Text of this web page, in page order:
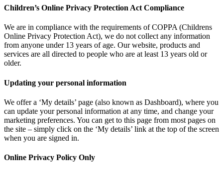
Children’s Online Privacy Protection Act Compliance
We are in compliance with the requirements of COPPA (Childrens
Online Privacy Protection Act), we do not collect any information
from anyone under 13 years of age. Our website, products and
services are all directed to people who are at least 13 years old or
older.
Updating your personal information
We offer a ‘My details’ page (also known as Dashboard), where you
can update your personal information at any time, and change your
marketing preferences. You can get to this page from most pages on
the site – simply click on the ‘My details’ link at the top of the screen
when you are signed in.
Online Privacy Policy Only